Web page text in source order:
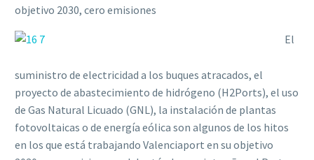
objetivo 2030, cero emisiones
El
suministro de electricidad a los buques atracados, el
proyecto de abastecimiento de hidrógeno (H2Ports), el uso
de Gas Natural Licuado (GNL), la instalación de plantas
fotovoltaicas o de energía eólica son algunos de los hitos
en los que está trabajando Valenciaport en su objetivo